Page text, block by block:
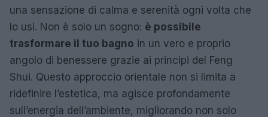
una sensazione di calma e serenità ogni volta che
lo usi. Non è solo un sogno: è possibile
trasformare il tuo bagno in un vero e proprio
angolo di benessere grazie ai principi del Feng
Shui. Questo approccio orientale non si limita a
ridefinire l’estetica, ma agisce profondamente
sull’energia dell’ambiente, migliorando non solo